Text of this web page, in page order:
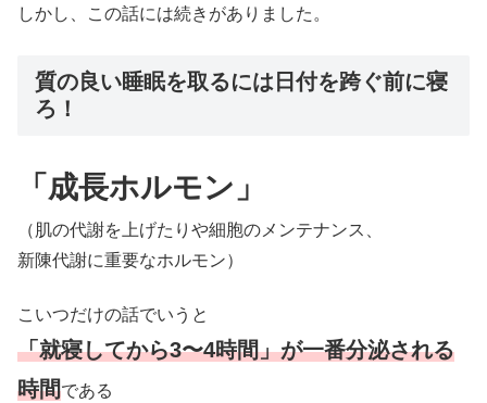
しかし、この話には続きがありました。
質の良い睡眠を取るには日付を跨ぐ前に寝
ろ！
「成長ホルモン」
（肌の代謝を上げたりや細胞のメンテナンス、
新陳代謝に重要なホルモン）
こいつだけの話でいうと
「就寝してから3〜4時間」が一番分泌される
時間である